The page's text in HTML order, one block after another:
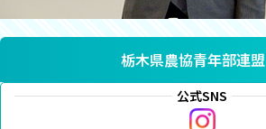
栃木県農協青年部連盟
公式SNS